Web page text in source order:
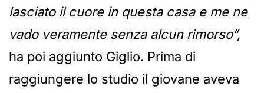
lasciato il cuore in questa casa e me ne
vado veramente senza alcun rimorso”,
ha poi aggiunto Giglio. Prima di
raggiungere lo studio il giovane aveva